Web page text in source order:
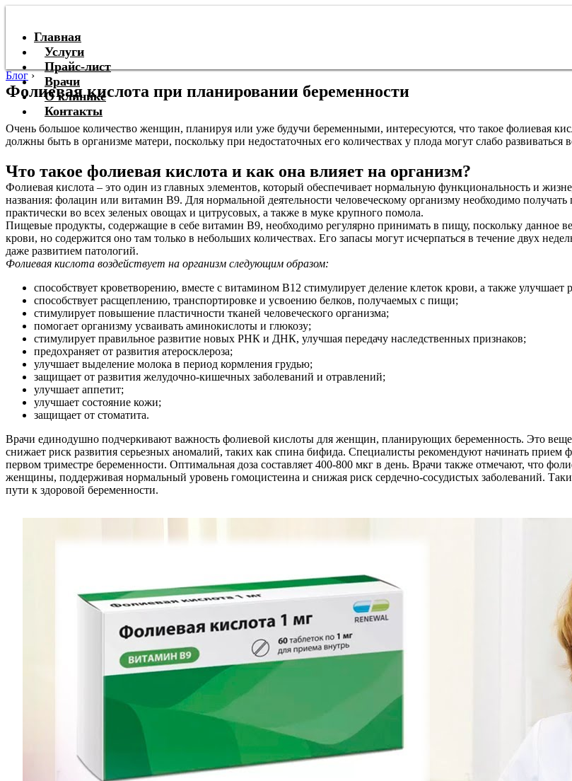
Главная
Услуги
Прайс-лист
Врачи
О клинике
Контакты
Блог ›
Фолиевая кислота при планировании беременности
Очень большое количество женщин, планируя или уже будучи беременными, интересуются, что такое фолиевая
должны быть в организме матери, поскольку при недостаточных его количествах у плода могут слабо развиваться
Что такое фолиевая кислота и как она влияет на организм?
Фолиевая кислота – это один из главных элементов, который обеспечивает нормальную функциональность и
названия: фолацин или витамин В9. Для нормальной деятельности человеческому организму необходимо
практически во всех зеленых овощах и цитрусовых, а также в муке крупного помола.
Пищевые продукты, содержащие в себе витамин В9, необходимо регулярно принимать в пищу, поскольку данное
крови, но содержится оно там только в небольших количествах. Его запасы могут исчерпаться в течение двух
даже развитием патологий.
Фолиевая кислота воздействует на организм следующим образом:
способствует кроветворению, вместе с витамином В12 стимулирует деление клеток крови, а также улучшает
способствует расщеплению, транспортировке и усвоению белков, получаемых с пищи;
стимулирует повышение пластичности тканей человеческого организма;
помогает организму усваивать аминокислоты и глюкозу;
стимулирует правильное развитие новых РНК и ДНК, улучшая передачу наследственных признаков;
предохраняет от развития атеросклероза;
улучшает выделение молока в период кормления грудью;
защищает от развития желудочно-кишечных заболеваний и отравлений;
улучшает аппетит;
улучшает состояние кожи;
защищает от стоматита.
Врачи единодушно подчеркивают важность фолиевой кислоты для женщин, планирующих беременность. Это
снижает риск развития серьезных аномалий, таких как спина бифида. Специалисты рекомендуют начинать прием
первом триместре беременности. Оптимальная доза составляет 400-800 мкг в день. Врачи также отмечают, что
женщины, поддерживая нормальный уровень гомоцистеина и снижая риск сердечно-сосудистых заболеваний.
пути к здоровой беременности.